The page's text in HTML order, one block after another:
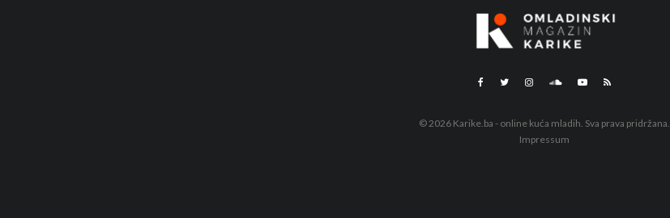
© 2026 Karike.ba - online kuća mladih. Sva prava pridržana.
Impressum